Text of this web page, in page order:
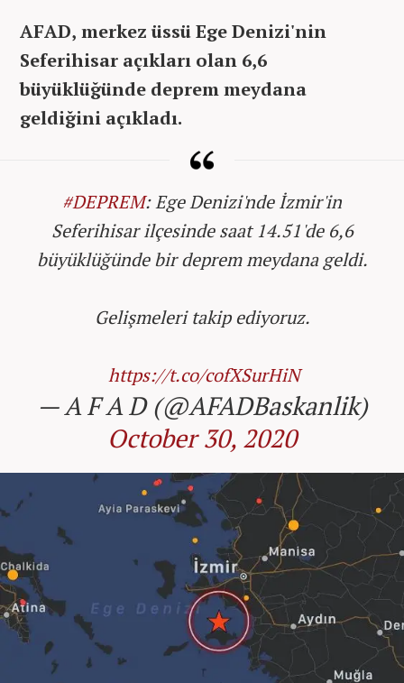
AFAD, merkez üssü Ege Denizi'nin
Seferihisar açıkları olan 6,6
büyüklüğünde deprem meydana
geldiğini açıkladı.
#DEPREM: Ege Denizi'nde İzmir'in
Seferihisar ilçesinde saat 14.51'de 6,6
büyüklüğünde bir deprem meydana geldi.
Gelişmeleri takip ediyoruz.
https://t.co/cofXSurHiN
— A F A D (@AFADBaskanlik)
October 30, 2020